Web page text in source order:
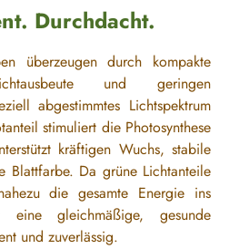
Durchdacht.
überzeugen durch kompakte
und geringen
abgestimmtes Lichtspektrum
stimuliert die Photosynthese
kräftigen Wuchs, stabile
Blattfarbe. Da grüne Lichtanteile
die gesamte Energie ins
eine gleichmäßige, gesunde
und zuverlässig.